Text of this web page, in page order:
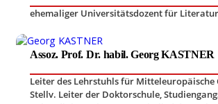
ehemaliger Universitätsdozent für Literatur
Assoz. Prof. Dr. habil. Georg KASTNER
Leiter des Lehrstuhls für Mitteleuropäische
Stellv. Leiter der Doktorschule,